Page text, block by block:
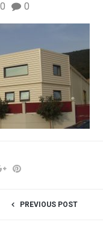
0
PREVIOUS POST